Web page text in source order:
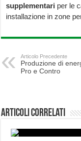
supplementari per le
installazione in zone
Articolo Precedente
Produzione di
Pro e Contro
Articoli correlati